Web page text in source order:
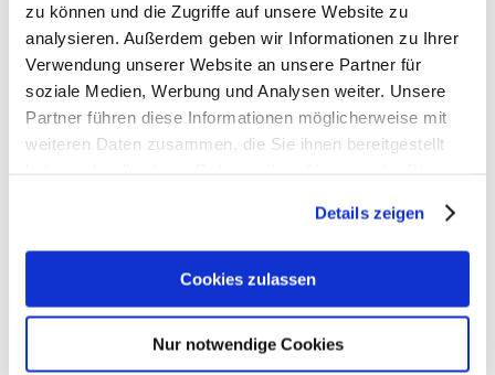
zu können und die Zugriffe auf unsere Website zu
analysieren. Außerdem geben wir Informationen zu Ihrer
Verwendung unserer Website an unsere Partner für
soziale Medien, Werbung und Analysen weiter. Unsere
Partner führen diese Informationen möglicherweise mit
weiteren Daten zusammen, die Sie ihnen bereitgestellt
Details zeigen
Cookies zulassen
Nur notwendige Cookies
- Gewicht: 390 g
- Größe: 22 x 23 x 46 cm (HxBxT)